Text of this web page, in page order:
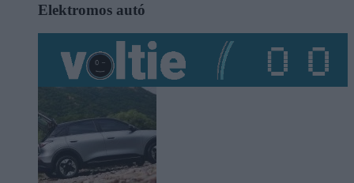
Elektromos autó